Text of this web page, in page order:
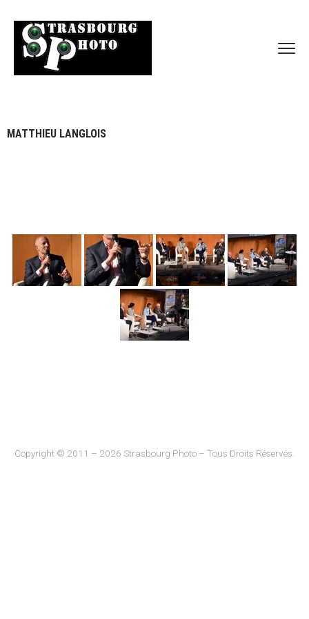
MATTHIEU LANGLOIS
Copyright © 2011 – 2026 Strasbourg Photo – Tous Droits Réservés.